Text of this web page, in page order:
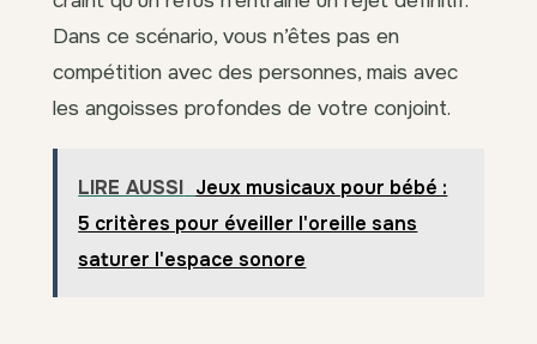
Dans ce scénario, vous n’êtes pas en
compétition avec des personnes, mais avec
les angoisses profondes de votre conjoint.
LIRE AUSSI Jeux musicaux pour bébé :
5 critères pour éveiller l'oreille sans
saturer l'espace sonore